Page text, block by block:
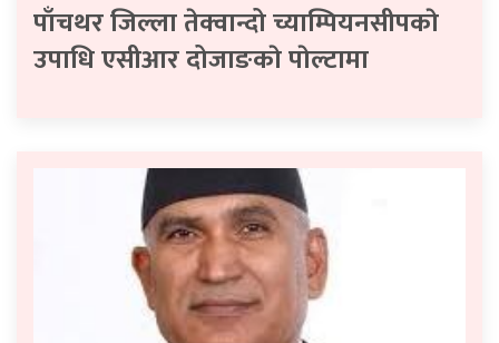
पाँचथर जिल्ला तेक्वान्दो च्याम्पियनसीपकाे
उपाधि एसीआर दोजाङकाे पाेल्टामा